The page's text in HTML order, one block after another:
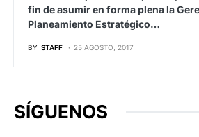
fin de asumir en forma plena la
Planeamiento Estratégico…
BY STAFF 25 AGOSTO, 2017
SÍGUENOS